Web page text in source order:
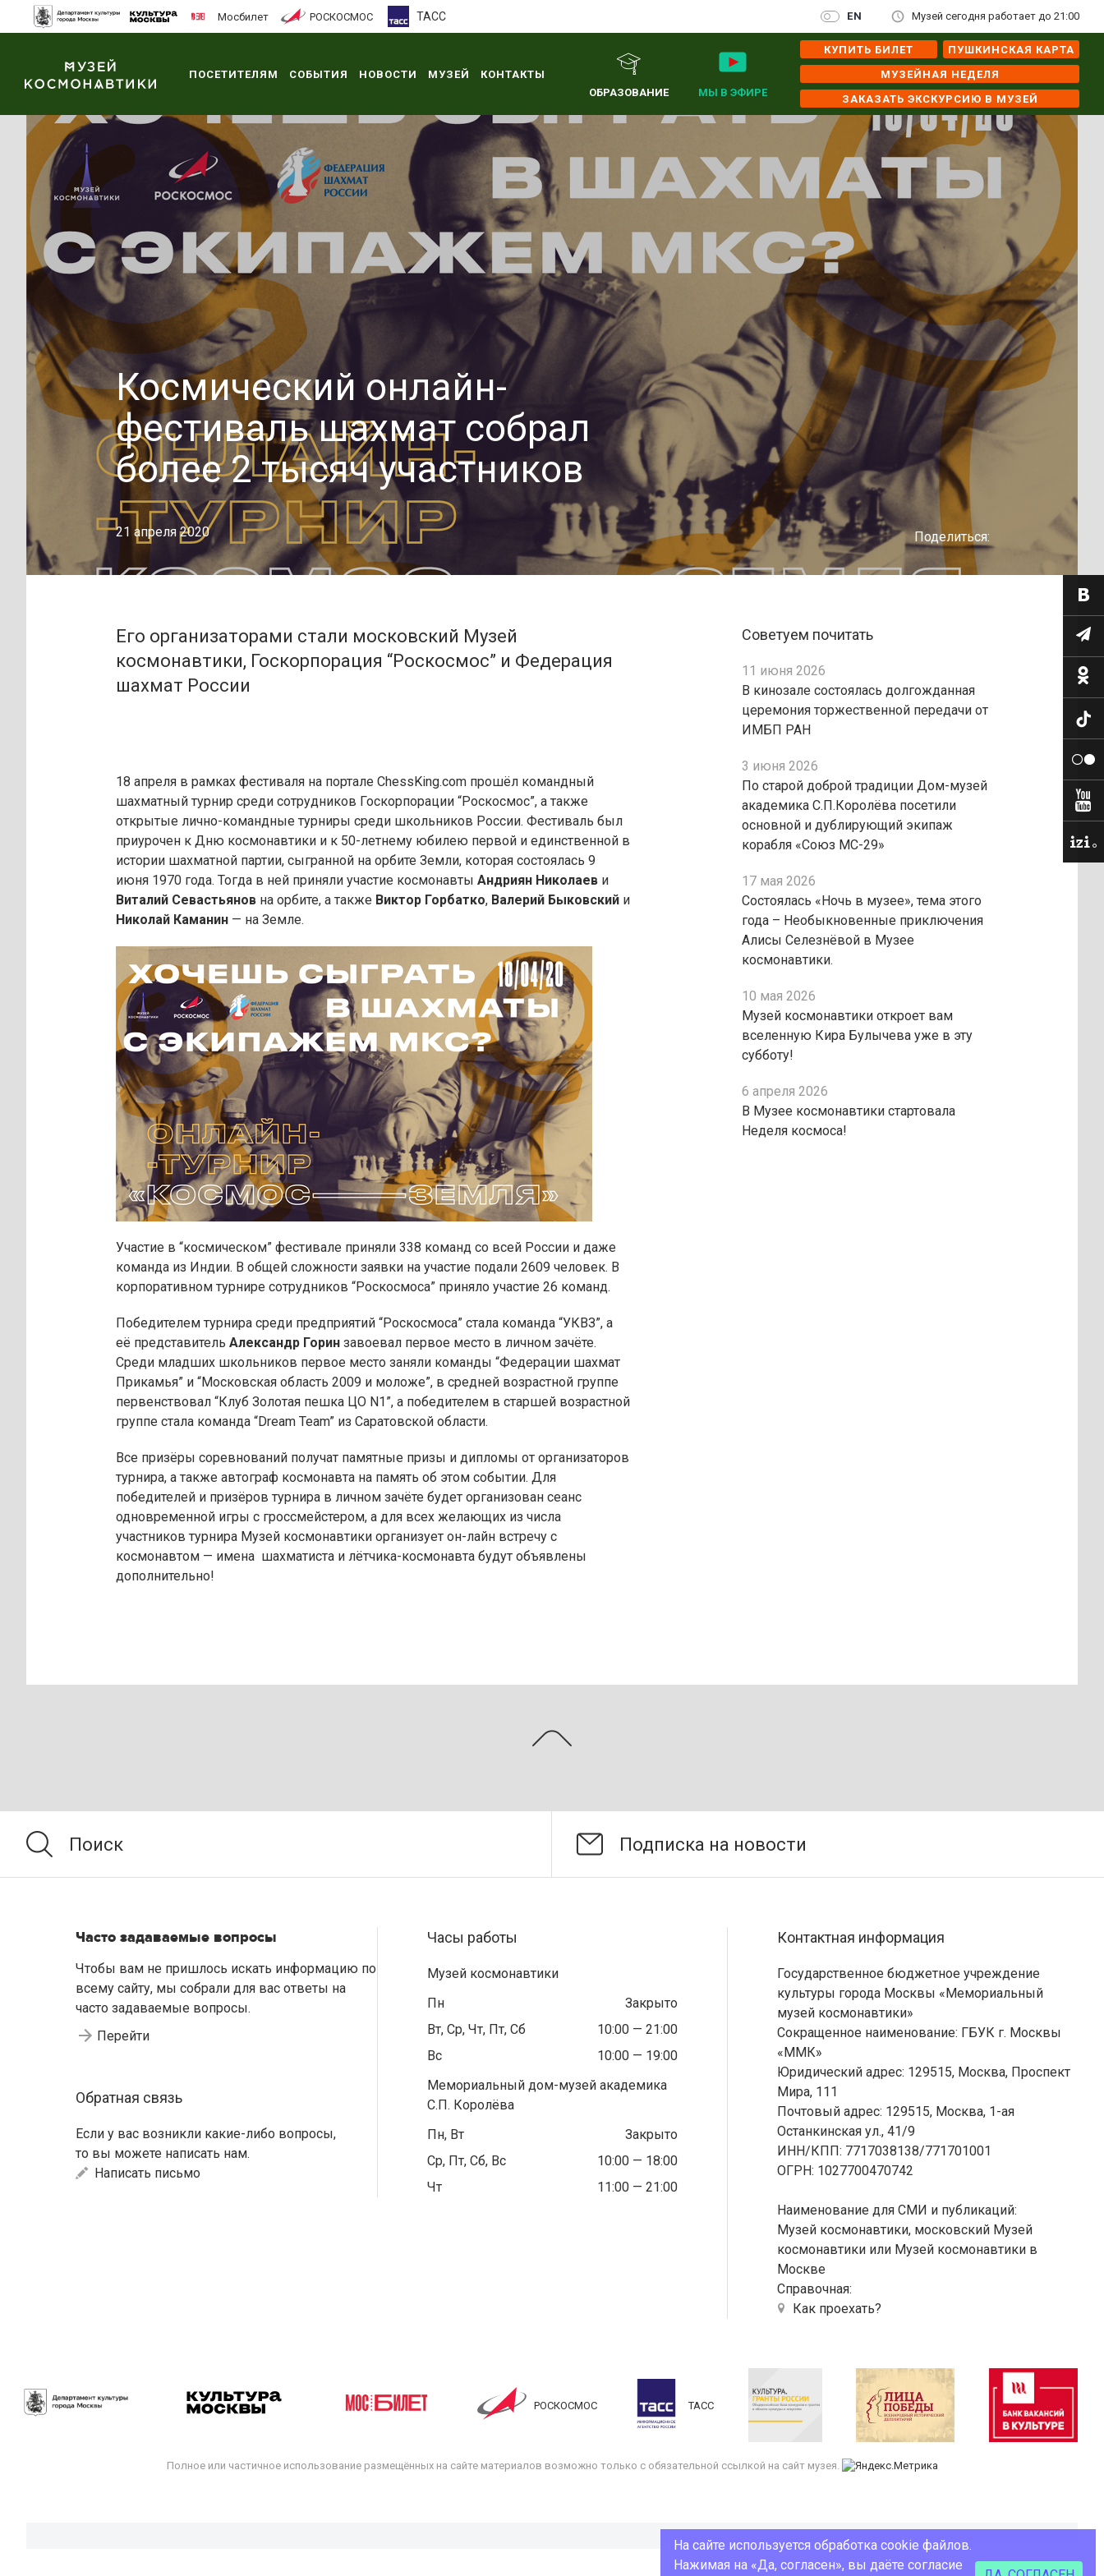
Мосбилет РОСКОСМОС ТАСС EN Музей сегодня работает до 21:00
ПОСЕТИТЕЛЯМ СОБЫТИЯ НОВОСТИ МУЗЕЙ
КОНТАКТЫ
ОБРАЗОВАНИЕ
МЫ В ЭФИРЕ
КУПИТЬ БИЛЕТ
ПУШКИНСКАЯ КАРТА
МУЗЕЙНАЯ НЕДЕЛЯ
ЗАКАЗАТЬ ЭКСКУРСИЮ В МУЗЕЙ
Космический онлайн-
фестиваль шахмат собрал
более 2 тысяч участников
21 апреля 2020 Поделиться:
Его организаторами стали московский Музей
космонавтики, Госкорпорация “Роскосмос” и Федерация
шахмат России
18 апреля в рамках фестиваля на портале ChessKing.com прошёл командный
шахматный турнир среди сотрудников Госкорпорации “Роскосмос”, а также
открытые лично-командные турниры среди школьников России. Фестиваль был
приурочен к Дню космонавтики и к 50-летнему юбилею первой и единственной в
истории шахматной партии, сыгранной на орбите Земли, которая состоялась 9
июня 1970 года. Тогда в ней приняли участие космонавтыАндриян Николаев и
Виталий Севастьянов на орбите, а также Виктор Горбатко, Валерий Быковский и
Николай Каманин — на Земле.
Участие в “космическом” фестивале приняли 338 команд со всей России и даже
команда из Индии. В общей сложности заявки на участие подали 2609 человек. В
корпоративном турнире сотрудников “Роскосмоса” приняло участие 26 команд.
Победителем турнира среди предприятий “Роскосмоса” стала команда “УКВЗ”, а
её представительАлександр Горин завоевал первое место в личном зачёте.
Среди младших школьников первое место заняли команды “Федерации шахмат
Прикамья” и “Московская область 2009 и моложе”, в средней возрастной группе
первенствовал “Клуб Золотая пешка ЦО N1”, а победителем в старшей возрастной
группе стала команда “Dream Team” из Саратовской области.
Все призёры соревнований получат памятные призы и дипломы от организаторов
турнира, а также автограф космонавта на память об этом событии. Для
победителей и призёров турнира в личном зачёте будет организован сеанс
одновременной игры с гроссмейстером, а для всех желающих из числа
участников турнира Музей космонавтики организует он-лайн встречу с
космонавтом — имена шахматиста и лётчика-космонавта будут объявлены
дополнительно!
Советуем почитать
11 июня 2026
В кинозале состоялась долгожданная
церемония торжественной передачи от
ИМБП РАН
3 июня 2026
По старой доброй традиции Дом-музей
академика С.П.Королёва посетили
основной и дублирующий экипаж
корабля «Союз МС-29»
17 мая 2026
Состоялась «Ночь в музее», тема этого
года – Необыкновенные приключения
Алисы Селезнёвой в Музее
космонавтики.
10 мая 2026
Музей космонавтики откроет вам
вселенную Кира Булычева уже в эту
субботу!
6 апреля 2026
В Музее космонавтики стартовала
Неделя космоса!
Часто задаваемые вопросы
Чтобы вам не пришлось искать информацию по
всему сайту, мы собрали для вас ответы на
часто задаваемые вопросы.
Перейти
Обратная связь
Если у вас возникли какие-либо вопросы,
то вы можете написать нам.
Написать письмо
Часы работы
Музей космонавтики
Пн
Закрыто
Вт, Ср, Чт, Пт, Сб
10:00 — 21:00
Вс
10:00 — 19:00
Мемориальный дом-музей академика
С.П. Королёва
Пн, Вт
Закрыто
Ср, Пт, Сб, Вс
10:00 — 18:00
Чт
11:00 — 21:00
Контактная информация
Государственное бюджетное учреждение
культуры города Москвы «Мемориальный
музей космонавтики»
Сокращенное наименование: ГБУК г. Москвы
«ММК»
Юридический адрес: 129515, Москва, Проспект
Мира, 111
Почтовый адрес: 129515, Москва, 1-ая
Останкинская ул., 41/9
ИНН/КПП: 7717038138/771701001
ОГРН: 1027700470742
Наименование для СМИ и публикаций:
Музей космонавтики, московский Музей
космонавтики или Музей космонавтики в
Москве
Справочная:
Как проехать?
РОСКОСМОС ТАСС
Полное или частичное использование размещённых на сайте материалов возможно только с обязательной ссылкой на сайт музея.
На сайте используется обработка cookie файлов.
Нажимая на «Да, согласен», вы даёте согласие